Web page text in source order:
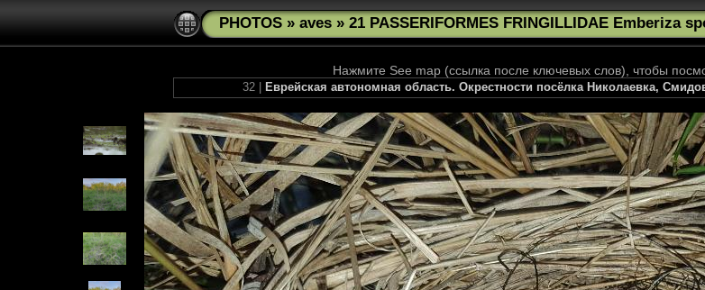
PHOTOS » aves » 21 PASSERIFORMES FRINGILLIDAE Emberiza
Нажмите See map (ссылка после ключевых слов), чтобы
32 | Еврейская автономная область. Окрестности посёлка Николаевка,